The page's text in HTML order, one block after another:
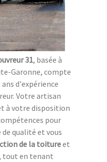
31, basée à
Garonne, compte
d'expérience
Votre artisan
à votre disposition
pour
de qualité et vous
de la toitureet
tout en tenant